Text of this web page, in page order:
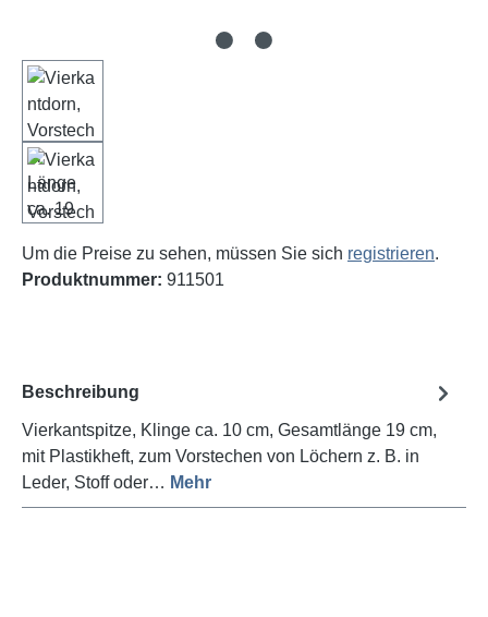
Um die Preise zu sehen, müssen Sie sich registrieren.
Produktnummer: 911501
Beschreibung
Vierkantspitze, Klinge ca. 10 cm, Gesamtlänge 19 cm,
mit Plastikheft, zum Vorstechen von Löchern z. B. in
Leder, Stoff oder… Mehr